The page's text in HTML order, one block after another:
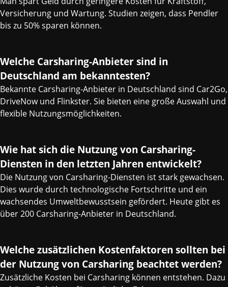
Versicherung und Wartung. Studien zeigen, dass Pendler
bis zu 50% sparen können.
Welche Carsharing-Anbieter sind in
Deutschland am bekanntesten?
Bekannte Carsharing-Anbieter in Deutschland sind Car2Go,
DriveNow und Flinkster. Sie bieten eine große Auswahl und
flexible Nutzungsmöglichkeiten.
Wie hat sich die Nutzung von Carsharing-
Diensten in den letzten Jahren entwickelt?
Die Nutzung von Carsharing-Diensten ist stark gewachsen.
Dies wurde durch technologische Fortschritte und ein
wachsendes Umweltbewusstsein gefördert. Heute gibt es
über 200 Carsharing-Anbieter in Deutschland.
Welche zusätzlichen Kostenfaktoren sollten bei
der Nutzung von Carsharing beachtet werden?
Zusätzliche Kosten bei Carsharing können entstehen. Dazu